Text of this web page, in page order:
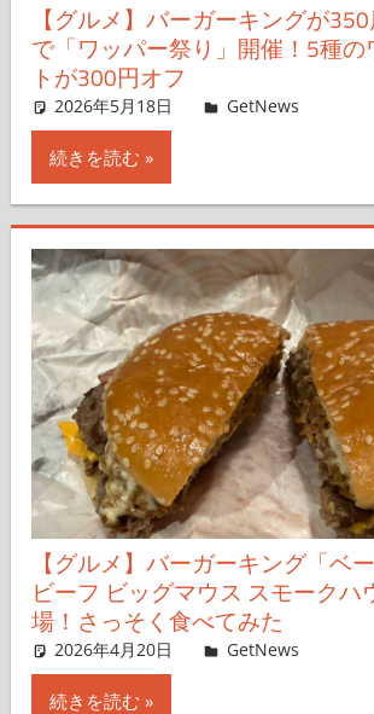
【グルメ】バーガーキングが
で「ワッパー祭り」開催！5種の
トが300円オフ
2026年5月18日 Taka
GetNews
続きを読む
【グルメ】バーガーキング「ベ
ビーフ ビッグマウス スモークハ
場！さっそく食べてみた
2026年4月20日 Taka
GetNews
続きを読む